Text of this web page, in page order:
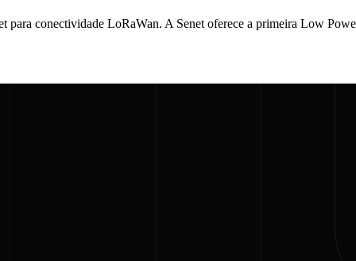
para conectividade LoRaWan. A Senet oferece a primeira Low